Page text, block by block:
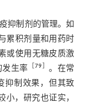
抑制剂的管理。如
累积剂量和用药时
或使用无糖皮质激
发生率 ［79
。在常
抑制效果，但其致
小，研究也证实，